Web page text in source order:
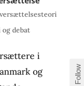
og debat
i
og
Follow